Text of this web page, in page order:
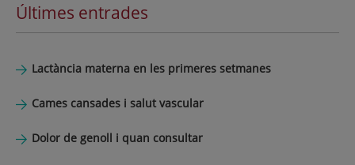
Últimes entrades
Lactància materna en les primeres setmanes
Cames cansades i salut vascular
Dolor de genoll i quan consultar